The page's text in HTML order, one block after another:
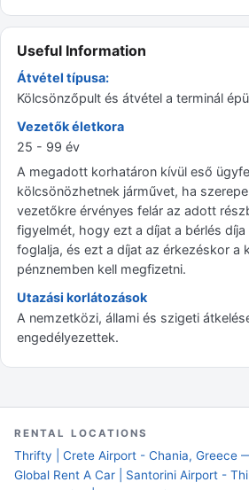
Useful Information
Átvétel típusa:
Kölcsönzőpult és átvétel a terminál
Vezetők életkora
25 - 99 év
A megadott korhatáron kívül eső
kölcsönözhetnek járművet, ha
vezetőkre érvényes felár az adott
figyelmét, hogy ezt a díjat a bérlés
foglalja, és ezt a díjat az érkezéskor a
pénznemben kell megfizetni.
Utazási korlátozások
A nemzetközi, állami és szigeti
engedélyezettek.
RENTAL LOCATIONS
Thrifty | Crete Airport - Chania, Greece
Global Rent A Car | Santorini Airport -